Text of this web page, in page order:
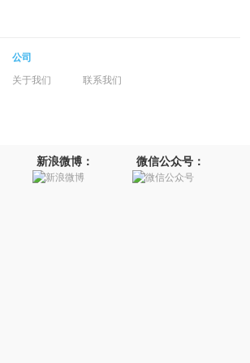
公司
关于我们
联系我们
新浪微博： 微信公众号：